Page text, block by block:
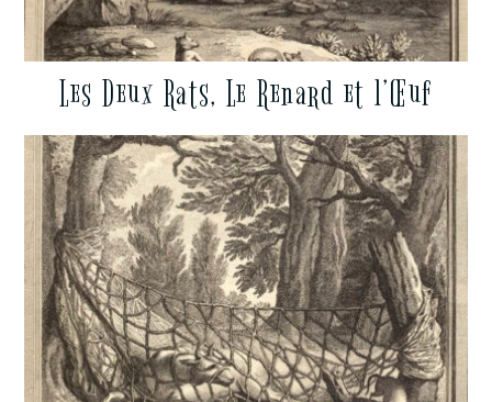
Les Deux Rats, Le Renard et l’Œuf